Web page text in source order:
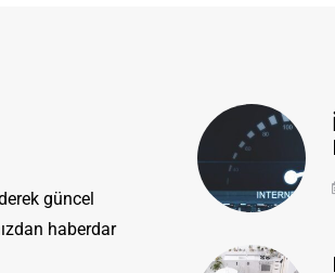
güncel
haberdar